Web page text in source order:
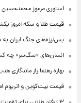
استوری مرموز محمدحسین
قیمت طلا و سکه امروز یکشنبه ۱۸ مرداد ۱۴۰۵/کاهش قیمت
پس‌لرزه‌های جنگ ایران به
انسان‌های «سگ‌سر» چه
بهاره رهنما راز ماندگاری
قیمت بیت‌کوین و اتریوم امروز